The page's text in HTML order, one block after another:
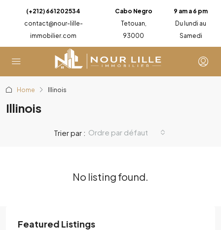
(+212) 661202534
contact@nour-lille-
immobilier.com
Cabo Negro
Tetouan,
93000
9 am a 6 pm
Du lundi au
Samedi
Home Illinois
Illinois
Trier par : Ordre par défaut
No listing found.
Featured Listings